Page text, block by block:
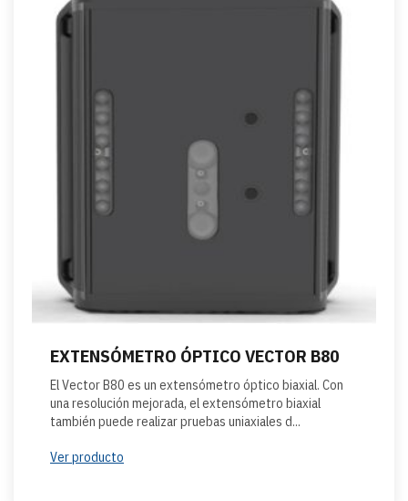
EXTENSÓMETRO ÓPTICO VECTOR B80
El Vector B80 es un extensómetro óptico biaxial. Con
una resolución mejorada, el extensómetro biaxial
también puede realizar pruebas uniaxiales d...
Ver producto